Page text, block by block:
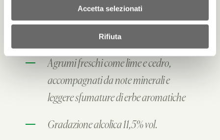
Accetta selezionati
Rifiuta
Secco e teso, con un’acidità vibrante e
una chiusura sapida e pulita
Agrumi freschi come lime e cedro,
accompagnati da note minerali e
leggere sfumature di erbe aromatiche
Gradazione alcolica 11,5% vol.